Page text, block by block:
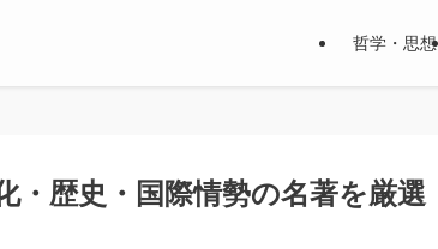
哲学・思想
・歴史・国際情勢の名著を厳選